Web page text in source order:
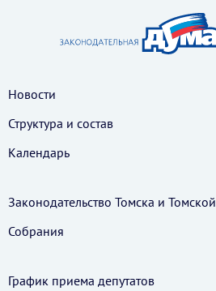
Новости
Структура и состав
Календарь
Законодательство Томска и
Собрания
График приема депутатов